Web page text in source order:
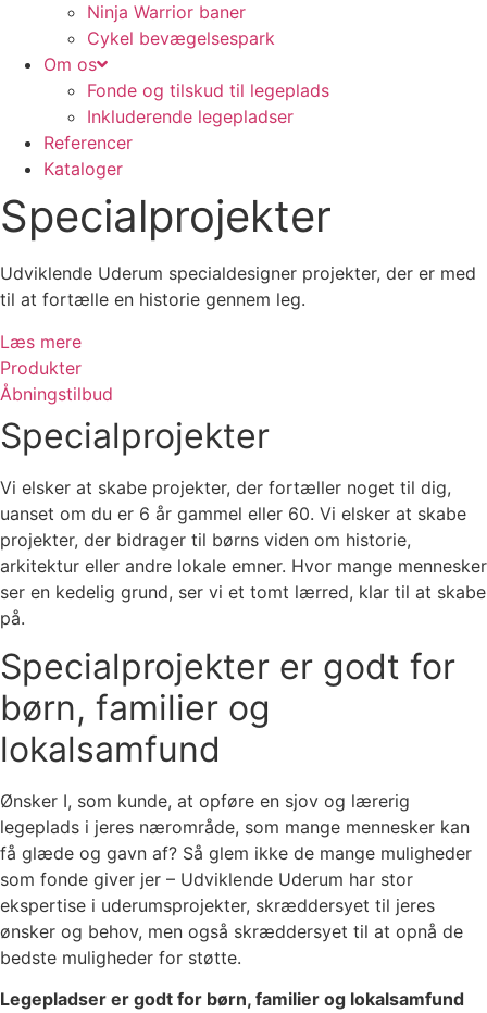
Ninja Warrior baner
Cykel bevægelsespark
Om os
Fonde og tilskud til legeplads
Inkluderende legepladser
Referencer
Kataloger
Specialprojekter
Udviklende Uderum specialdesigner projekter, der er med
til at fortælle en historie gennem leg.
Læs mere
Produkter
Åbningstilbud
Specialprojekter
Vi elsker at skabe projekter, der fortæller noget til dig,
uanset om du er 6 år gammel eller 60. Vi elsker at skabe
projekter, der bidrager til børns viden om historie,
arkitektur eller andre lokale emner. Hvor mange mennesker
ser en kedelig grund, ser vi et tomt lærred, klar til at skabe
på.
Specialprojekter er godt for
børn, familier og
lokalsamfund
Ønsker I, som kunde, at opføre en sjov og lærerig
legeplads i jeres nærområde, som mange mennesker kan
få glæde og gavn af? Så glem ikke de mange muligheder
som fonde giver jer – Udviklende Uderum har stor
ekspertise i uderumsprojekter, skræddersyet til jeres
ønsker og behov, men også skræddersyet til at opnå de
bedste muligheder for støtte.
Legepladser er godt for børn, familier og lokalsamfund